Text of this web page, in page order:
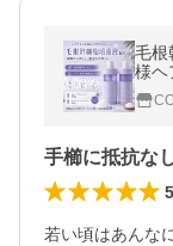
毛根
様ヘ
ディ
成
手櫛に抵抗な
5
若い頃はあんな